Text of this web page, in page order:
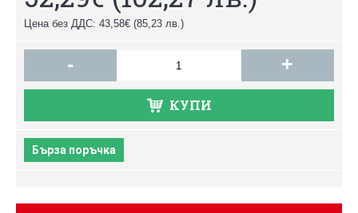
Цена без ДДС: 43,58€ (85,23 лв.)
- +
КУПИ
Бърза поръчка